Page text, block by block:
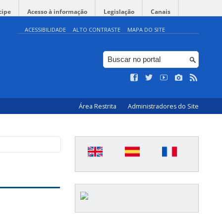
Acesso à informação Legislação Canais
ACESSIBILIDADE ALTO CONTRASTE MAPA DO SITE
Área Restrita Administradores do Site